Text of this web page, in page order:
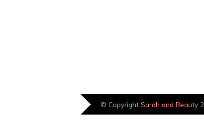
© Copyright Sarah and Beauty